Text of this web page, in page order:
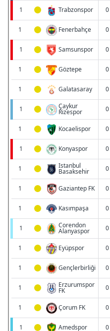
Sizlere daha iyi bir hizmet
Sitemizde kendimize ve
kullanılmaktadır. Bu
verileriniz işlenmekte olup
toplumu hizmetlerinin
kullanılmaktadır. Diğer
kılınması ve
reklam/pazarlama
sınırlı olarak açık rızanız
Çerezlere ilişkin
vasıtasıyla
için Ayarlar butonuna
Metnimiziziyaret
6698 sayılı Kişisel Verilerin
hazırlanmış Aydınlatma
ilgili mevzuata uygun olarak
almak için lütfentıklayınız.